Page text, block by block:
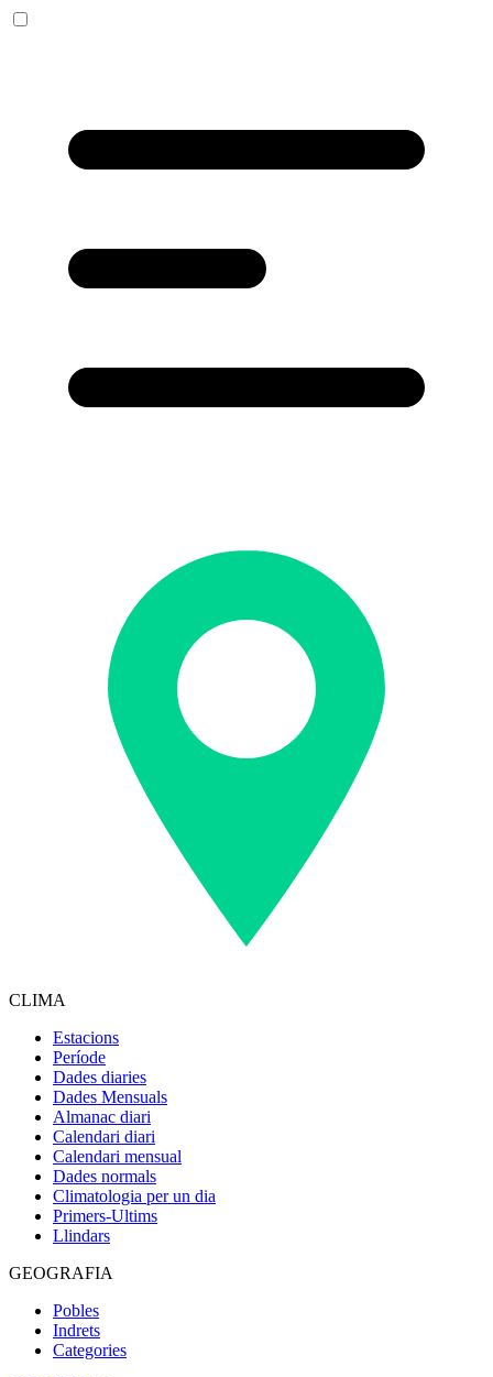
CLIMA
Estacions
Període
Dades diaries
Dades Mensuals
Almanac diari
Calendari diari
Calendari mensual
Dades normals
Climatologia per un dia
Primers-Ultims
Llindars
GEOGRAFIA
Pobles
Indrets
Categories